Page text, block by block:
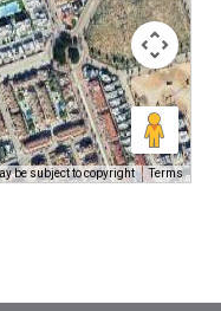
be subject to copyright Terms